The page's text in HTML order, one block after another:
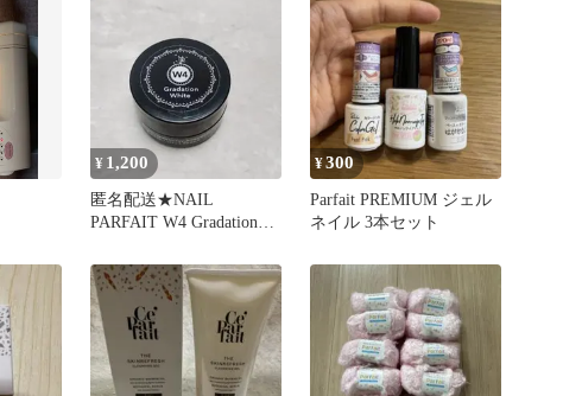
¥ 1,200
匿名配送★NAIL
PARFAIT W4 Gradation
¥300
Parfait PREMIUM ジェル
ネイル 3本セット